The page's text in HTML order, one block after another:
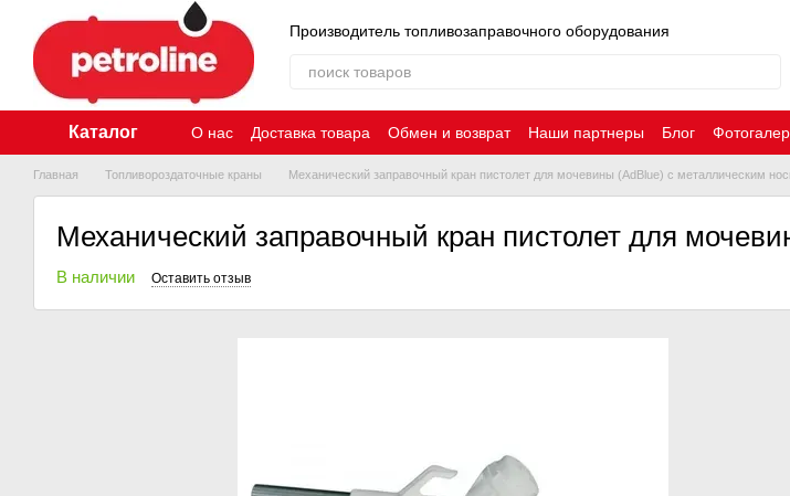
Перейти к основному контенту
Производитель топливозаправочного оборудования
Каталог О нас Доставка товара Обмен и возврат Наши партнеры Блог
Главная Топливороздаточные краны Механический заправочный кран пистолет для мочевины (AdBlue) с металлическим
Механический заправочный кран пистолет для
В наличии Оставить отзыв